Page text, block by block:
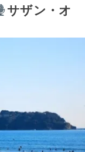
サザン・オ